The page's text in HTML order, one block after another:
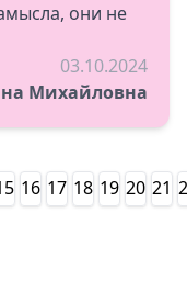
они не
03.10.2024
Михайловна
16 17 18 19 20 21